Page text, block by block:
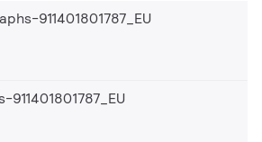
911401801787_EU